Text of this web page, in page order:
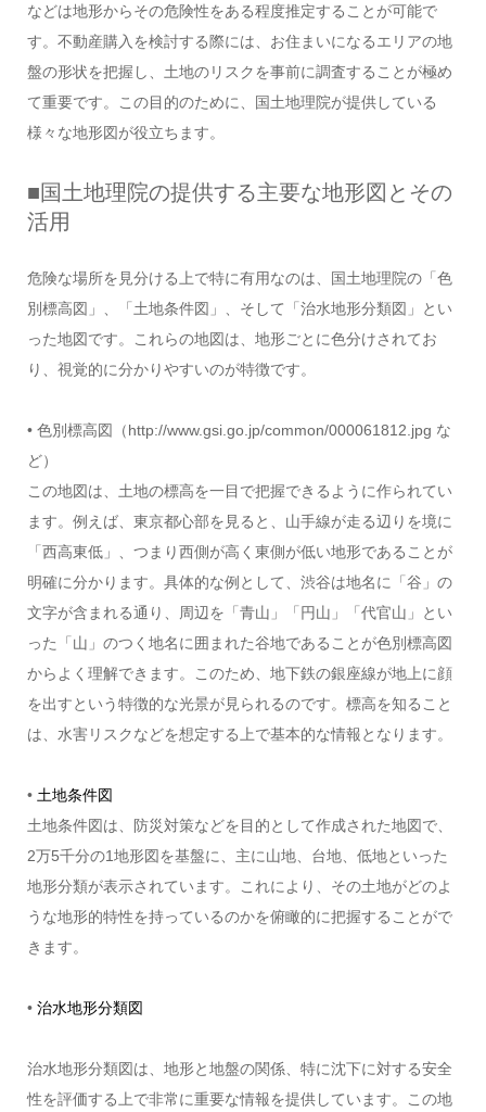
などは地形からその危険性をある程度推定することが可能で
す。不動産購入を検討する際には、お住まいになるエリアの地
盤の形状を把握し、土地のリスクを事前に調査することが極め
て重要です。この目的のために、国土地理院が提供している
様々な地形図が役立ちます。
■国土地理院の提供する主要な地形図とその
活用
危険な場所を見分ける上で特に有用なのは、国土地理院の「色
別標高図」、「土地条件図」、そして「治水地形分類図」とい
った地図です。これらの地図は、地形ごとに色分けされてお
り、視覚的に分かりやすいのが特徴です。
• 色別標高図（http://www.gsi.go.jp/common/000061812.jpg な
ど）
この地図は、土地の標高を一目で把握できるように作られてい
ます。例えば、東京都心部を見ると、山手線が走る辺りを境に
「西高東低」、つまり西側が高く東側が低い地形であることが
明確に分かります。具体的な例として、渋谷は地名に「谷」の
文字が含まれる通り、周辺を「青山」「円山」「代官山」とい
った「山」のつく地名に囲まれた谷地であることが色別標高図
からよく理解できます。このため、地下鉄の銀座線が地上に顔
を出すという特徴的な光景が見られるのです。標高を知ること
は、水害リスクなどを想定する上で基本的な情報となります。
• 土地条件図
土地条件図は、防災対策などを目的として作成された地図で、
2万5千分の1地形図を基盤に、主に山地、台地、低地といった
地形分類が表示されています。これにより、その土地がどのよ
うな地形的特性を持っているのかを俯瞰的に把握することがで
きます。
• 治水地形分類図
治水地形分類図は、地形と地盤の関係、特に沈下に対する安全
性を評価する上で非常に重要な情報を提供しています。この地